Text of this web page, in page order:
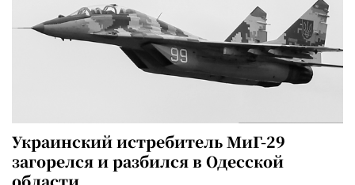
Украинский истребитель МиГ-29
загорелся и разбился в Одесской
области